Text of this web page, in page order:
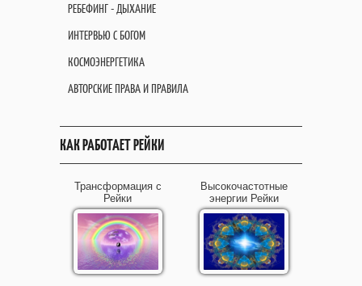
РЕБЕФИНГ - ДЫХАНИЕ
ИНТЕРВЬЮ С БОГОМ
КОСМОЭНЕРГЕТИКА
АВТОРСКИЕ ПРАВА И ПРАВИЛА
КАК РАБОТАЕТ РЕЙКИ
Трансформация с
Рейки
Высокочастотные
энергии Рейки